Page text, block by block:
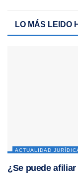
LO MÁS LEIDO
ACTUALIDAD
¿Se puede